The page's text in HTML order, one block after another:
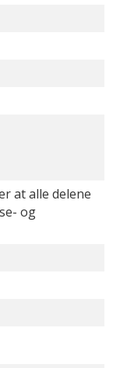
at alle delene
og